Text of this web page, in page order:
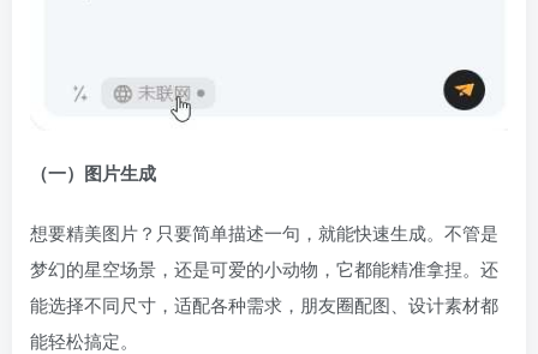
（一）图片生成
想要精美图片？只要简单描述一句，就能快速生成。不管是
梦幻的星空场景，还是可爱的小动物，它都能精准拿捏。还
能选择不同尺寸，适配各种需求，朋友圈配图、设计素材都
能轻松搞定。